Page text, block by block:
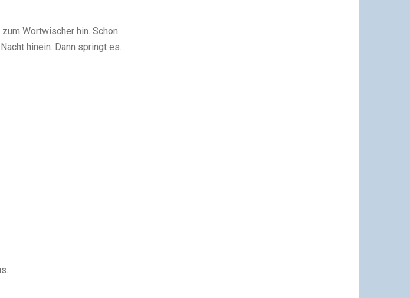
Wortwischer hin. Schon
hinein. Dann springt es.